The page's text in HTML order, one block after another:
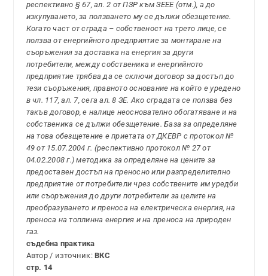
респективно § 67, ал. 2 от ПЗР към ЗЕЕЕ (отм.), а до
изкупуването, за ползването му се дължи обезщетение.
Когато част от сграда – собственост на трето лице, се
ползва от енергийното предприятие за монтиране на
съоръжения за доставка на енергия за други
потребители, между собственика и енергийното
предприятие трябва да се сключи договор за достъп до
тези съоръжения, правното основание на който е уредено
в чл. 117, ал. 7, сега ал. 8 ЗЕ. Ако сградата се ползва без
такъв договор, е налице неоснователно обогатяване и на
собственика се дължи обезщетение. База за определяне
на това обезщетение е приетата от ДКЕВР с протокол №
49 от 15.07.2004 г. (респективно протокол № 27 от
04.02.2008 г.) методика за определяне на цените за
предоставен достъп на преносно или разпределително
предприятие от потребители чрез собствените им уредби
или съоръжения до други потребители за целите на
преобразуването и преноса на електрическа енергия, на
преноса на топлинна енергия и на преноса на природен
газ.
съдебна практика
Автор / източник:ВКС
стр. 14